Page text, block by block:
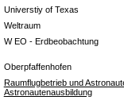
Universtiy of Texas
Weltraum
W EO - Erdbeobachtung
Oberpfaffenhofen
Raumflugbetrieb und
Astronautenausbildung